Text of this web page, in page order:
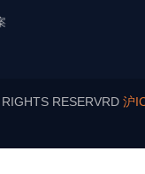
RESERVRD 沪